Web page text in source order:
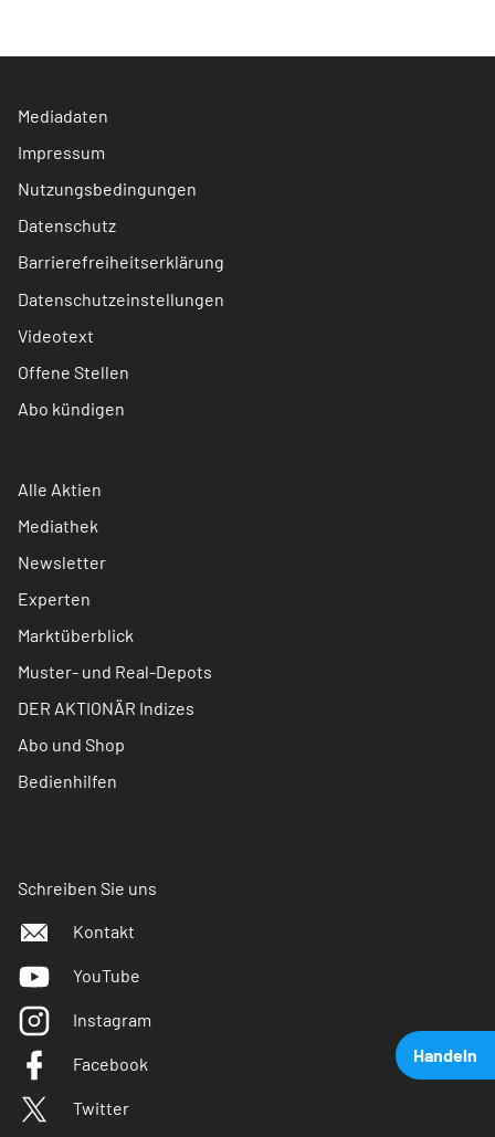
Handeln
Mediadaten
Impressum
Nutzungsbedingungen
Datenschutz
Barrierefreiheitserklärung
Datenschutzeinstellungen
Videotext
Offene Stellen
Abo kündigen
Alle Aktien
Mediathek
Newsletter
Experten
Marktüberblick
Muster- und Real-Depots
DER AKTIONÄR Indizes
Abo und Shop
Bedienhilfen
Schreiben Sie uns
Kontakt
YouTube
Instagram
Facebook
Twitter